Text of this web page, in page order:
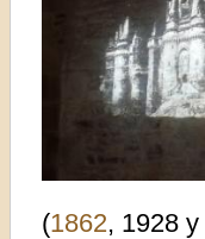
(1862, 1928